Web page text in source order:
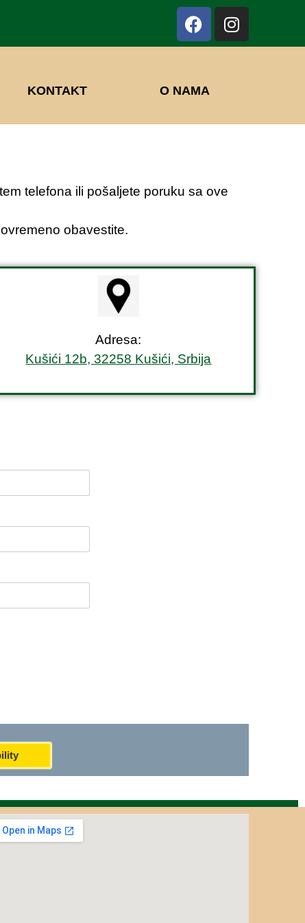
KONTAKT O NAMA
telefona ili pošaljete poruku sa ove
obavestite.
Adresa:
Kušići 12b, 32258 Kušići, Srbija